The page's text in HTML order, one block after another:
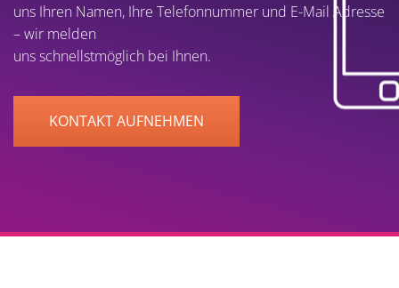
uns Ihren Namen, Ihre Telefonnummer und E-Mail Adresse
– wir melden
uns schnellstmöglich bei Ihnen.
KONTAKT AUFNEHMEN